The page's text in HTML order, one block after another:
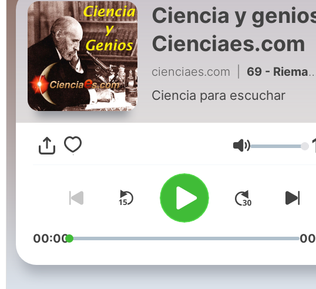
Ciencia y
Cienciaes.com
cienciaes.com 69 - Riemann: la grandeza de la brevedad
Ciencia para escuchar
Ένταση
00:00